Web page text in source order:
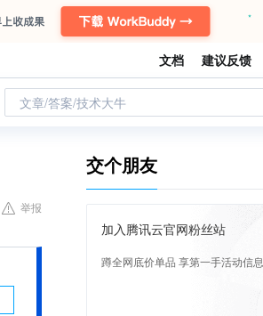
文档 建议反馈
文章/答案/技术大牛
举报
交个朋友
加入腾讯云官网粉丝站
蹲全网底价单品 享第一手活动信息